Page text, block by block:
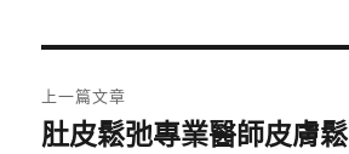
章
上一篇文章
上
肚皮鬆弛專業醫師皮膚